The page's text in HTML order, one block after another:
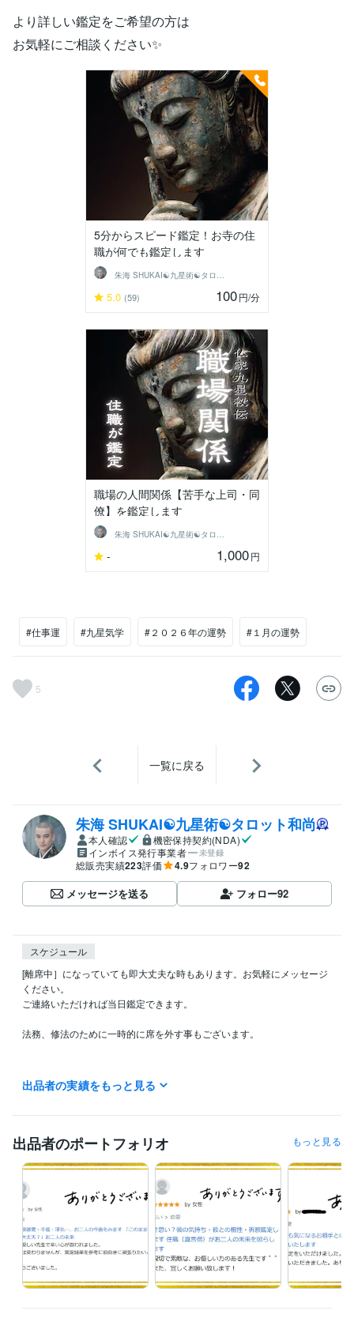
より詳しい鑑定をご希望の方は
お気軽にご相談ください✨
5分からスピード鑑定！お寺の住
職が何でも鑑定します
朱海 SHUKAI☯九星術☯タロット和尚
5.0 (59) 100円/分
職場の人間関係【苦手な上司・同
僚】を鑑定します
朱海 SHUKAI☯九星術☯タロット和尚
- 1,000円
#仕事運 #九星気学 #２０２６年の運勢 #１月の運勢
5
一覧に戻る
朱海 SHUKAI☯九星術☯タロット和尚
本人確認
機密保持契約(NDA)
インボイス発行事業者
未登録
総販売実績223評価 4.9フォロワー92
メッセージを送る フォロー92
スケジュール
[離席中］になっていても即大丈夫な時もあります。お気軽にメッセージ
ください。
ご連絡いただければ当日鑑定できます。
法務、修法のために一時的に席を外す事もございます。
ーーーーーーーーー
☸ テキスト鑑定☸
御心の深層に響く鑑定を
できる限り
早くお届けできるように
精進しております
24時間以内にお返事いたします
基本的に、真言念誦の後に
テキスト鑑定を修しております
出品者の実績をもっと見る
出品者のポートフォリオ もっと見る